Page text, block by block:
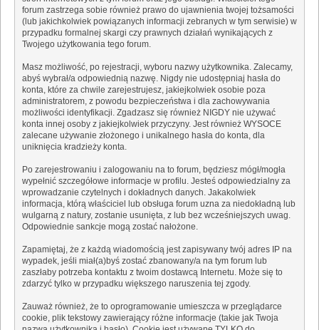
forum zastrzega sobie również prawo do ujawnienia twojej tożsamości
(lub jakichkolwiek powiązanych informacji zebranych w tym serwisie) w
przypadku formalnej skargi czy prawnych działań wynikających z
Twojego użytkowania tego forum.
Masz możliwość, po rejestracji, wyboru nazwy użytkownika. Zalecamy,
abyś wybrał/a odpowiednią nazwę. Nigdy nie udostępniaj hasła do
konta, które za chwile zarejestrujesz, jakiejkolwiek osobie poza
administratorem, z powodu bezpieczeństwa i dla zachowywania
możliwości identyfikacji. Zgadzasz się również NIGDY nie używać
konta innej osoby z jakiejkolwiek przyczyny. Jest również WYSOCE
zalecane używanie złożonego i unikalnego hasła do konta, dla
uniknięcia kradzieży konta.
Po zarejestrowaniu i zalogowaniu na to forum, będziesz mógł/mogła
wypełnić szczegółowe informacje w profilu. Jesteś odpowiedzialny za
wprowadzanie czytelnych i dokładnych danych. Jakakolwiek
informacja, którą właściciel lub obsługa forum uzna za niedokładną lub
wulgarną z natury, zostanie usunięta, z lub bez wcześniejszych uwag.
Odpowiednie sankcje mogą zostać nałożone.
Zapamiętaj, że z każdą wiadomością jest zapisywany twój adres IP na
wypadek, jeśli miał(a)byś zostać zbanowany/a na tym forum lub
zaszłaby potrzeba kontaktu z twoim dostawcą Internetu. Może się to
zdarzyć tylko w przypadku większego naruszenia tej zgody.
Zauważ również, że to oprogramowanie umieszcza w przeglądarce
cookie, plik tekstowy zawierający różne informacje (takie jak Twoja